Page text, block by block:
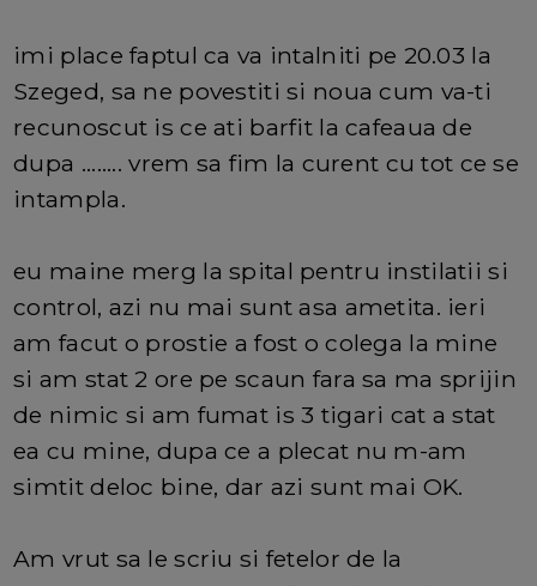
imi place faptul ca va intalniti pe 20.03 la
Szeged, sa ne povestiti si noua cum va-ti
recunoscut is ce ati barfit la cafeaua de
dupa ........ vrem sa fim la curent cu tot ce se
intampla.
eu maine merg la spital pentru instilatii si
control, azi nu mai sunt asa ametita. ieri
am facut o prostie a fost o colega la mine
si am stat 2 ore pe scaun fara sa ma sprijin
de nimic si am fumat is 3 tigari cat a stat
ea cu mine, dupa ce a plecat nu m-am
simtit deloc bine, dar azi sunt mai OK.
Am vrut sa le scriu si fetelor de la